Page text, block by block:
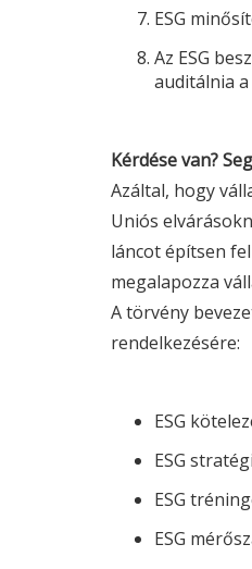
ESG
Az ESG
auditálnia
Kérdése van?
Azáltal, hogy
Uniós
láncot építsen
megalapozza
A törvény
rendelkezésére:
ESG
ESG
ESG
ESG